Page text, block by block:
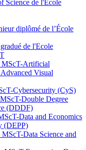
Science de l'Ecole
diplômé de l’École
de l'Ecole
Artificial
Visual
Cybersecurity (CyS)
Double Degree
(DDDF)
Data and Economics
(DEPP)
Data Science and